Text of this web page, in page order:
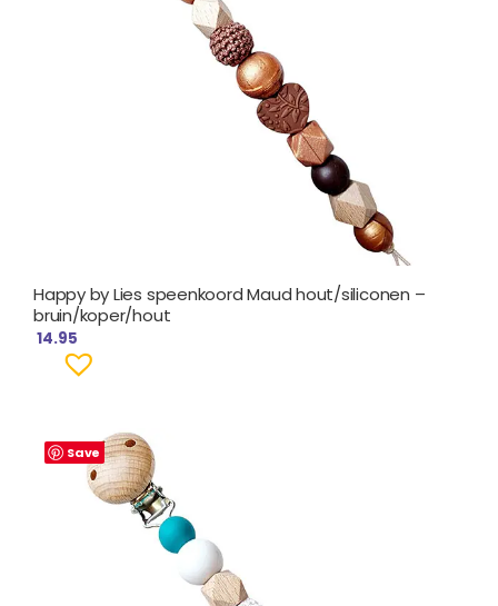
Happy by Lies speenkoord Maud hout/siliconen –
bruin/koper/hout
14.95
Save